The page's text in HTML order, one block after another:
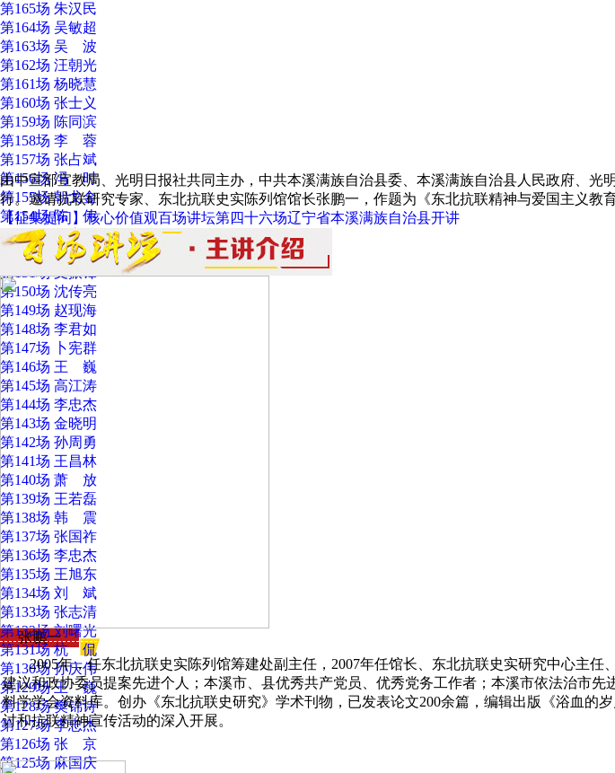
第165场 朱汉民
第164场 吴敏超
第163场 吴 波
第162场 汪朝光
第161场 杨晓慧
第160场 张士义
第159场 陈同滨
第158场 李 蓉
第157场 张占斌
第156场 冯 时
第155场 朝戈金
第154场 陈 伟
第153场 翁彦俊
第152场 庄立臻
第151场 支振锋
第150场 沈传亮
第149场 赵现海
第148场 李君如
第147场 卜宪群
第146场 王 巍
第145场 高江涛
第144场 李忠杰
第143场 金晓明
第142场 孙周勇
第141场 王昌林
第140场 萧 放
第139场 王若磊
第138场 韩 震
第137场 张国祚
第136场 李忠杰
第135场 王旭东
第134场 刘 斌
第133场 张志清
第132场 刘曙光
第131场 杭 侃
第130场 孙庆伟
第129场 王 巍
第128场 樊锦诗
第127场 李忠杰
第126场 张 京
第125场 麻国庆
由中宣部宣教局、光明日报社共同主办，中共本溪满族自治县委、本溪满族自治县人民政府、
行。邀请抗联研究专家、东北抗联史实陈列馆馆长张鹏一，作题为《东北抗联精神与爱国主义教
【征集提问】核心价值观百场讲坛第四十六场辽宁省本溪满族自治县开讲
张鹏一
2005年，任东北抗联史实陈列馆筹建处副主任，2007年任馆长、东北抗联史实研究中心主
建议和政协委员提案先进个人；本溪市、县优秀共产党员、优秀党务工作者；本溪市依法治市
料学学会资料库。创办《东北抗联史研究》学术刊物，已发表论文200余篇，编辑出版《浴血
讨和抗联精神宣传活动的深入开展。